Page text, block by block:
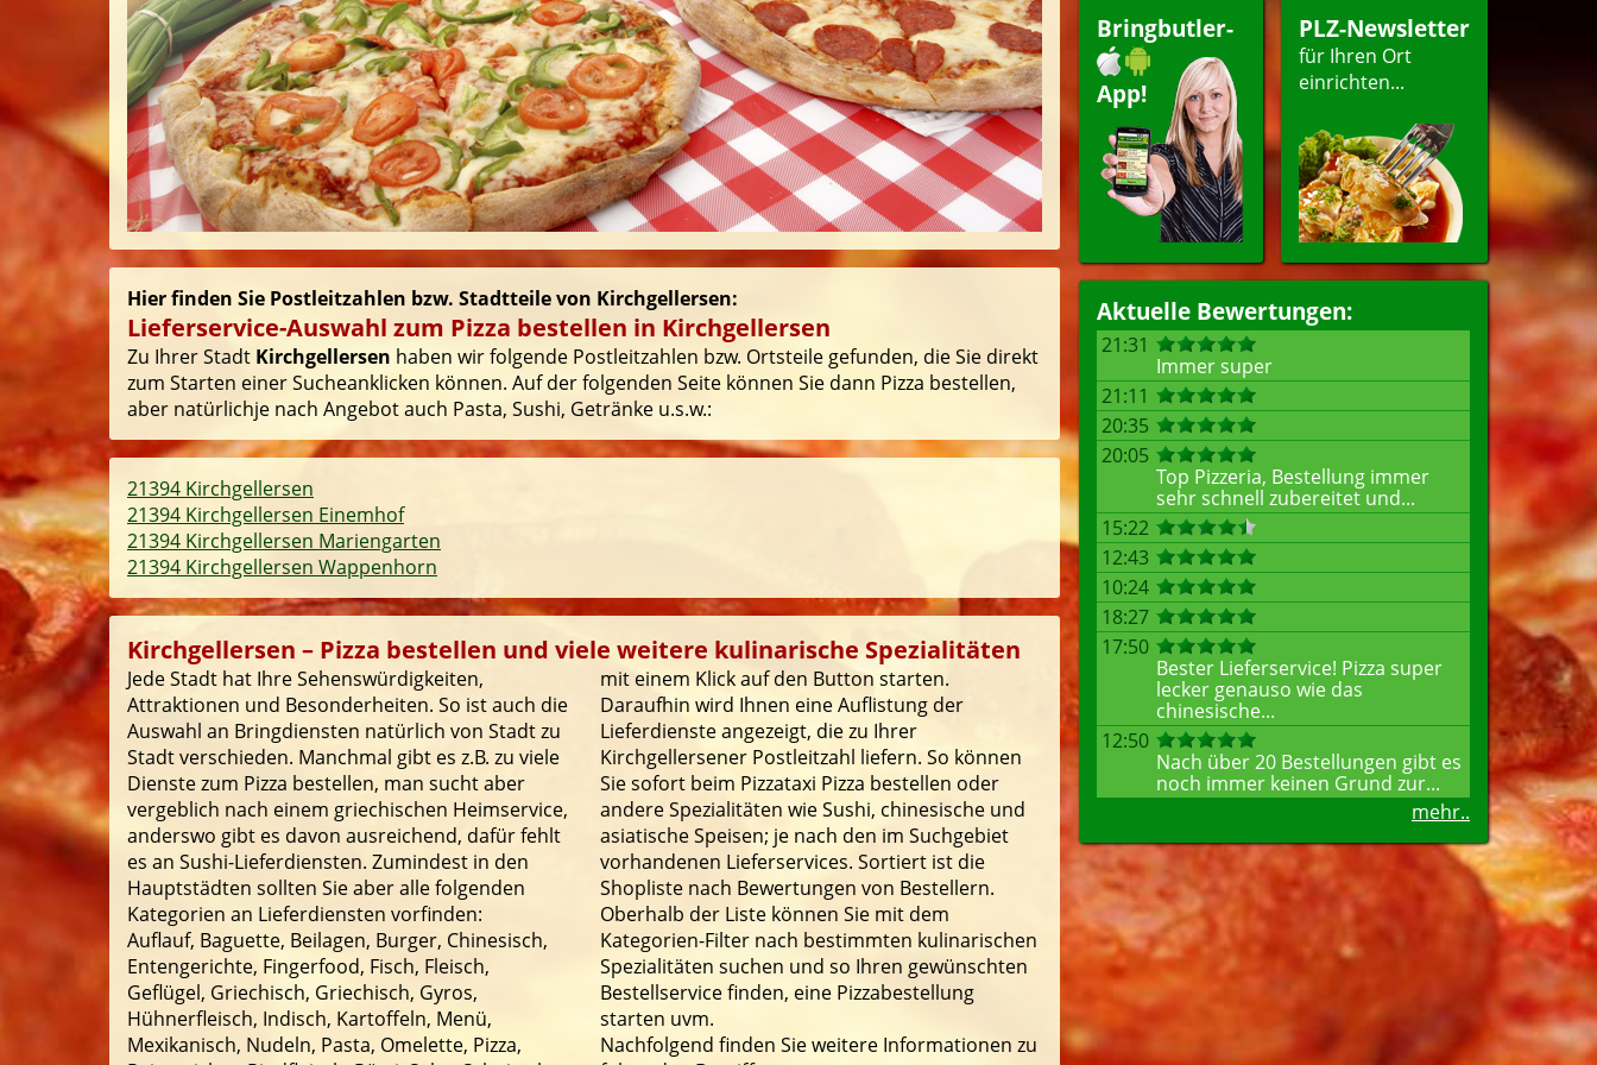
Bringbutler-
App!
PLZ-Newsletter
für Ihren Ort
einrichten...
Aktuelle Bewertungen:
21:31
Immer super
21:11
20:35
20:05
Top Pizzeria, Bestellung immer
sehr schnell zubereitet und...
15:22
12:43
10:24
18:27
17:50
Bester Lieferservice! Pizza super
lecker genauso wie das
chinesische...
12:50
Nach über 20 Bestellungen gibt es
noch immer keinen Grund zur...
mehr..
Hier finden Sie Postleitzahlen bzw. Stadtteile von Kirchgellersen:
Lieferservice-Auswahl zum Pizza bestellen in Kirchgellersen
Zu Ihrer Stadt Kirchgellersen haben wir folgende Postleitzahlen bzw. Ortsteile gefunden, die Sie direkt
zum Starten einer Sucheanklicken können. Auf der folgenden Seite können Sie dann Pizza bestellen,
aber natürlichje nach Angebot auch Pasta, Sushi, Getränke u.s.w.:
21394 Kirchgellersen
21394 Kirchgellersen Einemhof
21394 Kirchgellersen Mariengarten
21394 Kirchgellersen Wappenhorn
Kirchgellersen – Pizza bestellen und viele weitere kulinarische Spezialitäten
Jede Stadt hat Ihre Sehenswürdigkeiten,
Attraktionen und Besonderheiten. So ist auch die
Auswahl an Bringdiensten natürlich von Stadt zu
Stadt verschieden. Manchmal gibt es z.B. zu viele
Dienste zum Pizza bestellen, man sucht aber
vergeblich nach einem griechischen Heimservice,
anderswo gibt es davon ausreichend, dafür fehlt
es an Sushi-Lieferdiensten. Zumindest in den
Hauptstädten sollten Sie aber alle folgenden
Kategorien an Lieferdiensten vorfinden:
Auflauf, Baguette, Beilagen, Burger, Chinesisch,
Entengerichte, Fingerfood, Fisch, Fleisch,
Geflügel, Griechisch, Griechisch, Gyros,
Hühnerfleisch, Indisch, Kartoffeln, Menü,
Mexikanisch, Nudeln, Pasta, Omelette, Pizza,
mit einem Klick auf den Button starten.
Daraufhin wird Ihnen eine Auflistung der
Lieferdienste angezeigt, die zu Ihrer
Kirchgellersener Postleitzahl liefern. So können
Sie sofort beim Pizzataxi Pizza bestellen oder
andere Spezialitäten wie Sushi, chinesische und
asiatische Speisen; je nach den im Suchgebiet
vorhandenen Lieferservices. Sortiert ist die
Shopliste nach Bewertungen von Bestellern.
Oberhalb der Liste können Sie mit dem
Kategorien-Filter nach bestimmten kulinarischen
Spezialitäten suchen und so Ihren gewünschten
Bestellservice finden, eine Pizzabestellung
starten uvm.
Nachfolgend finden Sie weitere Informationen zu